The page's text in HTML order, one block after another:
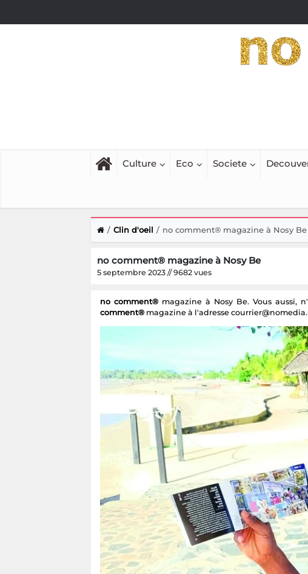
Culture Eco Societe
Clin d'oeil no comment® magazine à Nosy Be
no comment® magazine à Nosy Be
5 septembre 2023 // 9682 vues
no comment®magazine à Nosy Be. Vous aussi,
comment®magazine à l'adresse